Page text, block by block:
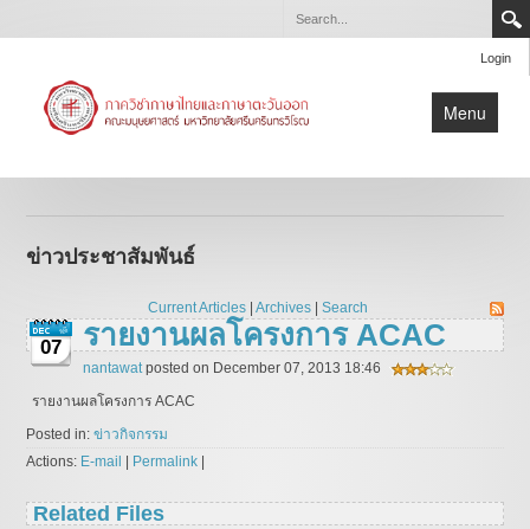
Login
Menu
หน้าแรก
ข่าวประชาสัมพันธ์
เกี่ยวกับภาควิชา
ปริญญานิพนธ์/สารนิพนธ์
บุคลากร
ข่าวประชาสัมพันธ์
Current Articles | Archives | Search
07 รายงานผลโครงการ ACAC
nantawatposted on December 07, 2013 18:46
รายงานผลโครงการ ACAC
Posted in:ข่าวกิจกรรม
Actions: E-mail | Permalink |
Related Files